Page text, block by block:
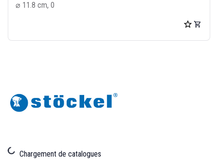
⌀ 11.8 cm, 0
Chargement de catalogues